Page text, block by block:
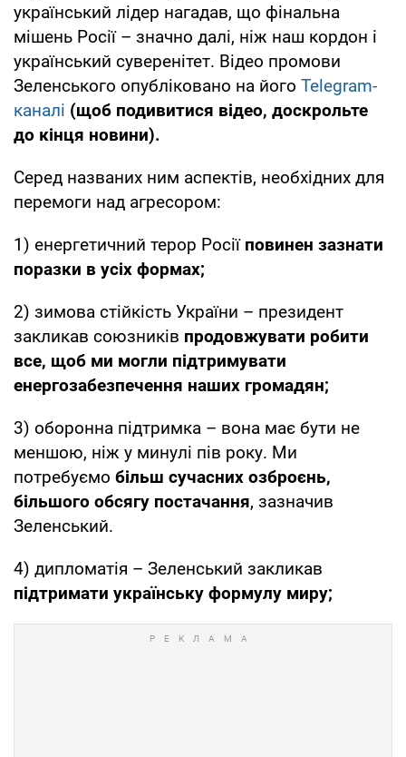
український лідер нагадав, що фінальна
мішень Росії – значно далі, ніж наш кордон і
український суверенітет. Відео промови
Зеленського опубліковано на його Telegram-
каналі (щоб подивитися відео, доскрольте
до кінця новини).
Серед названих ним аспектів, необхідних для
перемоги над агресором:
1) енергетичний терор Росії повинен зазнати
поразки в усіх формах;
2) зимова стійкість України – президент
закликав союзників продовжувати робити
все, щоб ми могли підтримувати
енергозабезпечення наших громадян;
3) оборонна підтримка – вона має бути не
меншою, ніж у минулі пів року. Ми
потребуємо більш сучасних озброєнь,
більшого обсягу постачання, зазначив
Зеленський.
4) дипломатія – Зеленський закликав
підтримати українську формулу миру;